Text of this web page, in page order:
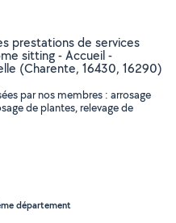
prestations de services
sitting - Accueil -
(Charente, 16430, 16290)
par nos membres : arrosage
de plantes, relevage de
département